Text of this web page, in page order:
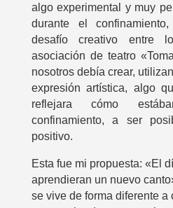
algo experimental y muy
durante el
desafío creativo entre
asociación de teatro
nosotros debía crear,
expresión artística, algo
reflejara cómo
confinamiento, a ser
positivo.
Esta fue mi propuesta: «El
aprendieran un nuevo
se vive de forma diferente a